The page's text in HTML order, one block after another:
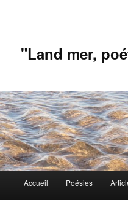
"Land mer,
principal
Accueil Poésies